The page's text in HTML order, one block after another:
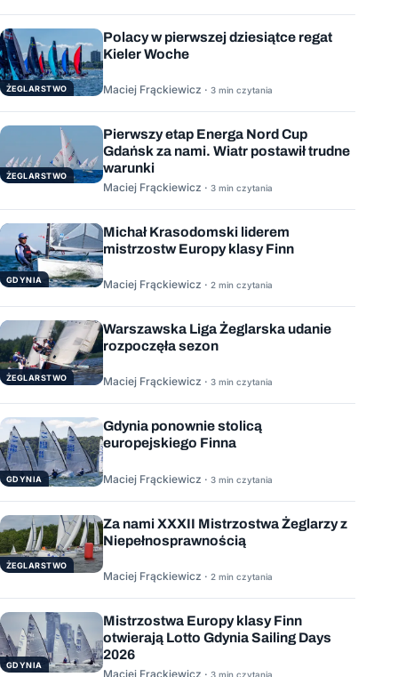
ŻEGLARSTWO
Polacy w pierwszej dziesiątce regat
Kieler Woche
Maciej Frąckiewicz · 3 min czytania
ŻEGLARSTWO
Pierwszy etap Energa Nord Cup
Gdańsk za nami. Wiatr postawił trudne
warunki
Maciej Frąckiewicz · 3 min czytania
GDYNIA
Michał Krasodomski liderem
mistrzostw Europy klasy Finn
Maciej Frąckiewicz · 2 min czytania
ŻEGLARSTWO
Warszawska Liga Żeglarska udanie
rozpoczęła sezon
Maciej Frąckiewicz · 3 min czytania
GDYNIA
Gdynia ponownie stolicą
europejskiego Finna
Maciej Frąckiewicz · 3 min czytania
ŻEGLARSTWO
Za nami XXXII Mistrzostwa Żeglarzy z
Niepełnosprawnością
Maciej Frąckiewicz · 2 min czytania
GDYNIA
Mistrzostwa Europy klasy Finn
otwierają Lotto Gdynia Sailing Days
2026
Maciej Frąckiewicz · 3 min czytania